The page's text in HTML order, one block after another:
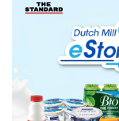
ฟาร์มผักออร์แกนิ
หลังบ้านให้กับทุก
Backyard พร้อมเ
คนเมืองทุกคนได้ใ
ทั้งเปิดเป็นสาธาร
ผลไม้และผลิตภั